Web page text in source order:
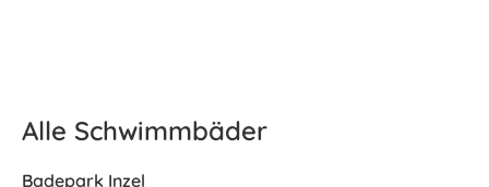
Alle Schwimmbäder
Badepark Inzel